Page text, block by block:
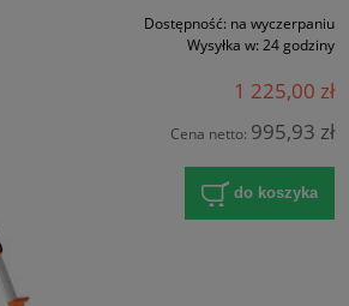
Dostępność: na wyczerpaniu
Wysyłka w: 24 godziny
1 225,00 zł
Cena netto: 995,93 zł
do koszyka